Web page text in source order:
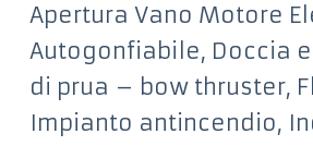
Apertura Vano Motore
Autogonfiabile, Doccia
di prua – bow thruster,
Impianto antincendio,